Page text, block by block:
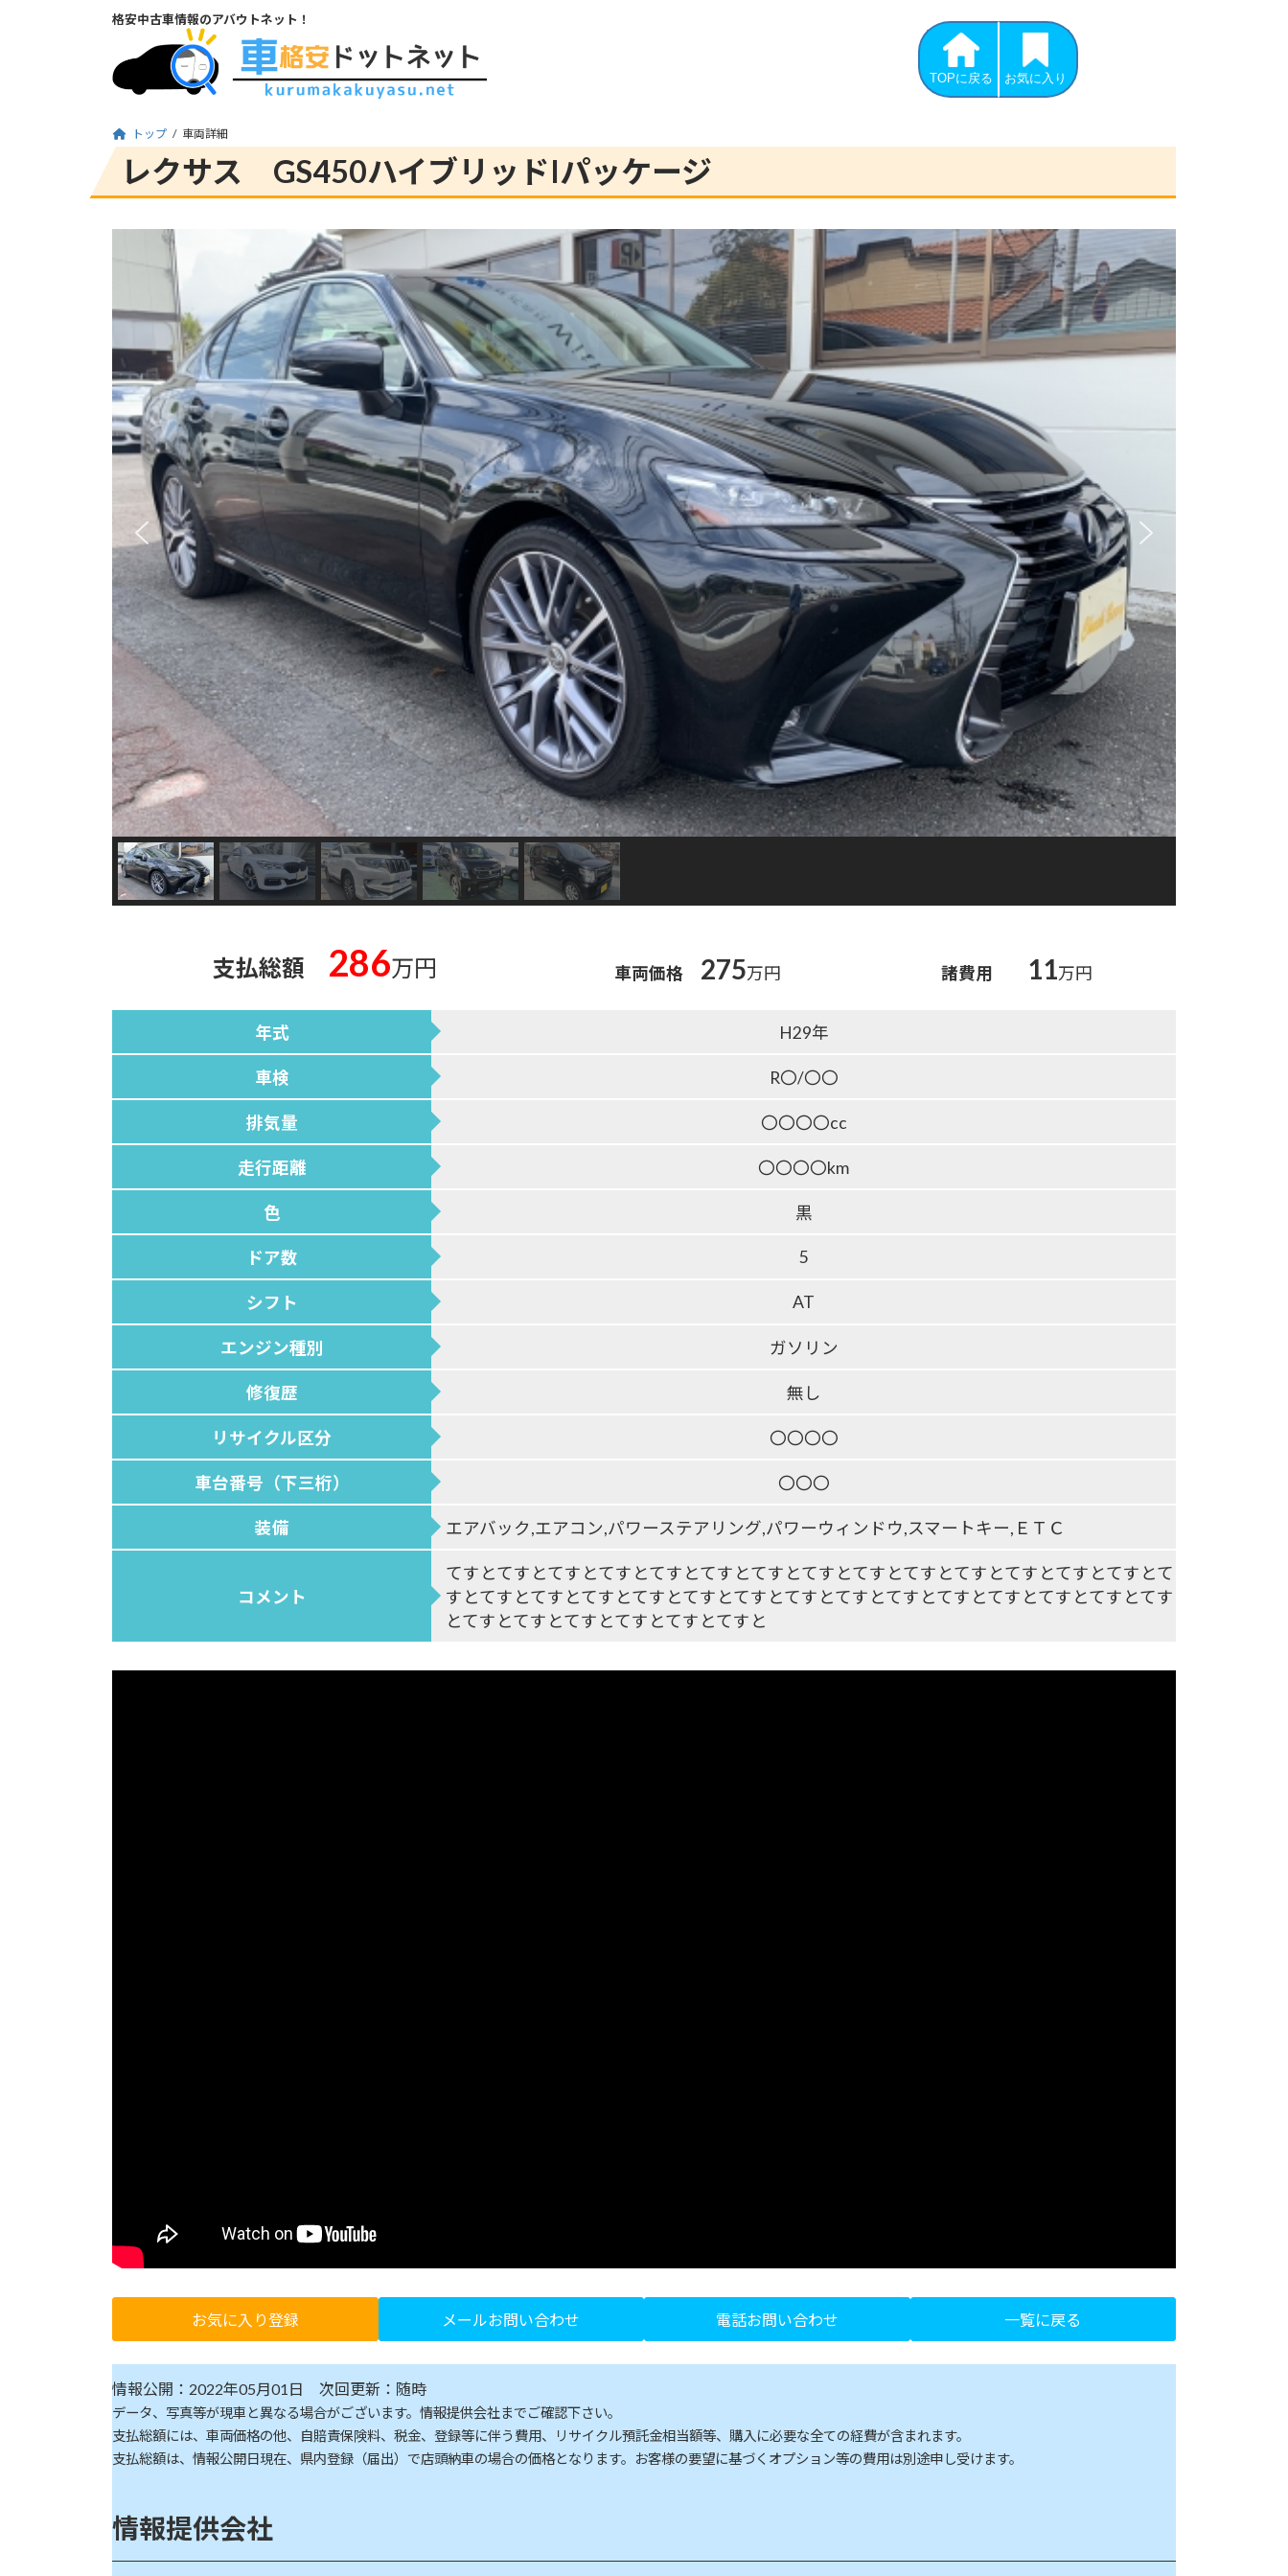
格安中古車情報のアバウトネット！
TOPに戻る お気に入り
トップ 車両詳細
レクサス GS450ハイブリッドIパッケージ
支払総額 286万円 車両価格 275万円 諸費用 11万円
年式 H29年
車検 R〇/〇〇
排気量 〇〇〇〇cc
走行距離 〇〇〇〇km
色 黒
ドア数 5
シフト AT
エンジン種別 ガソリン
修復歴 無し
リサイクル区分 〇〇〇〇
車台番号（下三桁） 〇〇〇
装備 エアバック,エアコン,パワーステアリング,パワーウィンドウ,スマートキー,ＥＴＣ
コメント
てすとてすとてすとてすとてすとてすとてすとてすとてすとてすとてすとてすとてすとてすとて
すとてすとてすとてすとてすとてすとてすとてすとてすとてすとてすとてすとてすとてすとてす
とてすとてすとてすとてすとてすとてすと
お気に入り登録 メールお問い合わせ 電話お問い合わせ 一覧に戻る
情報公開：2022年05月01日 次回更新：随時
データ、写真等が現車と異なる場合がございます。情報提供会社までご確認下さい。
支払総額には、車両価格の他、自賠責保険料、税金、登録等に伴う費用、リサイクル預託金相当額等、購入に必要な全ての経費が含まれます。
支払総額は、情報公開日現在、県内登録（届出）で店頭納車の場合の価格となります。お客様の要望に基づくオプション等の費用は別途申し受けます。
情報提供会社